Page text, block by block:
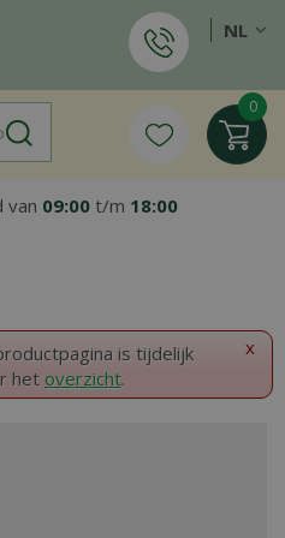
van 09:00 t/m 18:00
NL
x
is tijdelijk
het overzicht.